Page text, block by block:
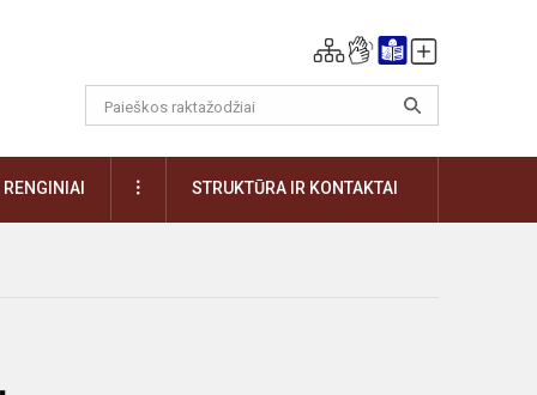
RENGINIAI DAUGIAUSTRUKTŪRA IR KONTAKTAI